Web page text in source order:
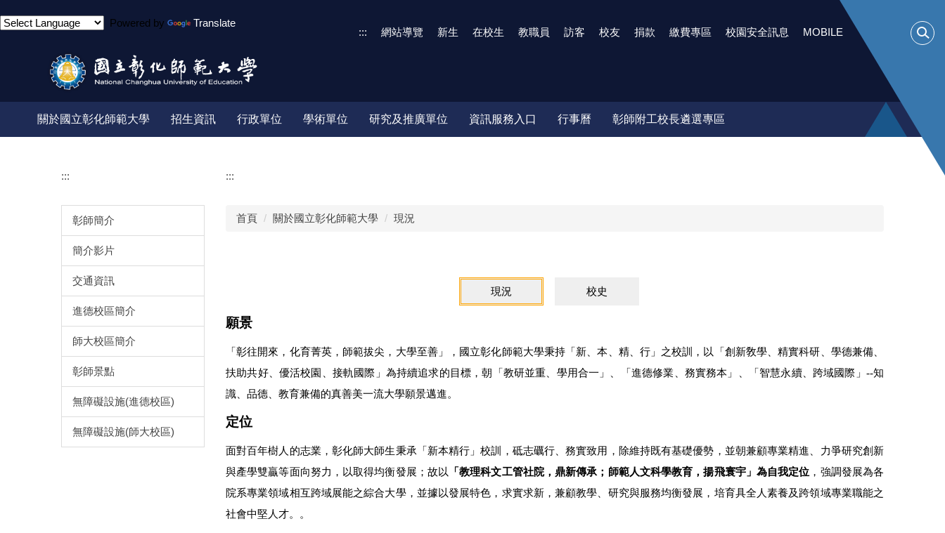
到
區
Powered by Translate
::: 網站導覽 新生 在校生 教職員 訪客 校友 捐款 繳費專區 校園安全訊息 MOBILE
關於國立彰化師範大學 招生資訊 行政單位 學術單位 研究及推廣單位 資訊服務入口 行事曆 彰師附工校長遴選專區
:::
彰師簡介
簡介影片
交通資訊
進德校區簡介
師大校區簡介
彰師景點
無障礙設施(進德校區)
無障礙設施(師大校區)
:::
首頁 關於國立彰化師範大學 現況
願景
「彰往開來，化育菁英，師範拔尖，大學至善」，國立彰化師範大學秉持「新、本、精、行」之校訓，以「創新敎學、精實科研、學德兼備、
扶助共好、優活校園、接軌國際」為持續追求的目標，朝「教研並重、學用合一」、「進德修業、務實務本」、「智慧永續、跨域國際」--知
識、品德、教育兼備的真善美一流大學願景邁進。
定位
面對百年樹人的志業，彰化師大師生秉承「新本精行」校訓，砥志礪行、務實致用，除維持既有基礎優勢，並朝兼顧專業精進、力爭研究創新
與產學雙贏等面向努力，以取得均衡發展；故以
「教理科文工管社院，鼎新傳承；師範人文科學教育，揚飛寰宇」為自我定位 ，強調發展為各
院系專業領域相互跨域展能之綜合大學，並據以發展特色，求實求新，兼顧教學、研究與服務均衡發展，培育具全人素養及跨領域專業職能之
社會中堅人才。
。